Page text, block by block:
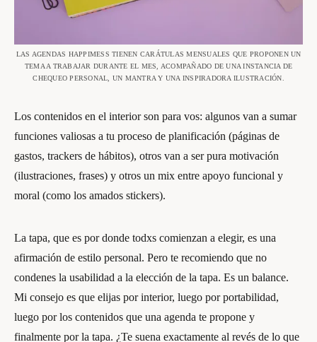
LAS AGENDAS HAPPIMESS TIENEN CARÁTULAS MENSUALES QUE PROPONEN UN
TEMA A TRABAJAR DURANTE EL MES, ACOMPAÑADO DE UNA INSTANCIA DE
CHEQUEO PERSONAL, UN MANTRA Y UNA INSPIRADORA ILUSTRACIÓN.
Los contenidos en el interior son para vos: algunos van a sumar
funciones valiosas a tu proceso de planificación (páginas de
gastos, trackers de hábitos), otros van a ser pura motivación
(ilustraciones, frases) y otros un mix entre apoyo funcional y
moral (como los amados stickers).
La tapa, que es por donde todxs comienzan a elegir, es una
afirmación de estilo personal. Pero te recomiendo que no
condenes la usabilidad a la elección de la tapa. Es un balance.
Mi consejo es que elijas por interior, luego por portabilidad,
luego por los contenidos que una agenda te propone y
finalmente por la tapa. ¿Te suena exactamente al revés de lo que